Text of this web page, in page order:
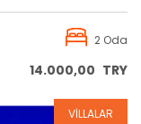
2 Oda
14.000,00 TRY
VİLLALAR